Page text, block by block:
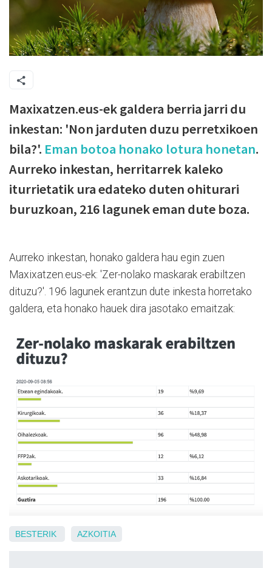
Maxixatzen.eus-ek galdera berria jarri du
inkestan: 'Non jarduten duzu perretxikoen
bila?'. Eman botoa honako lotura honetan.
Aurreko inkestan, herritarrek kaleko
iturrietatik ura edateko duten ohiturari
buruzkoan, 216 lagunek eman dute boza.
Aurreko inkestan, honako galdera hau egin zuen
Maxixatzen.eus-ek: 'Zer-nolako maskarak erabiltzen
dituzu?'. 196 lagunek erantzun dute inkesta horretako
galdera, eta honako hauek dira jasotako emaitzak:
BESTERIK AZKOITIA